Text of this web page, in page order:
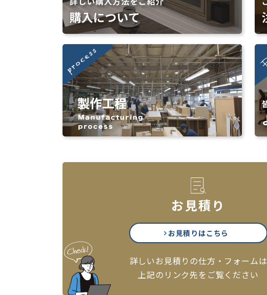
お見積り
お見積りはこちら
詳しいお見積りの仕方・フォームは
上記のリンク先をご覧ください